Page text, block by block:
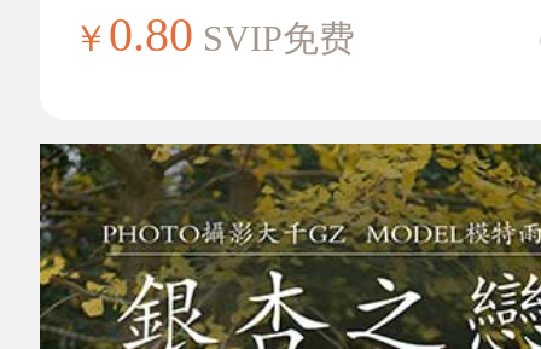
￥ 0.80 SVIP免费